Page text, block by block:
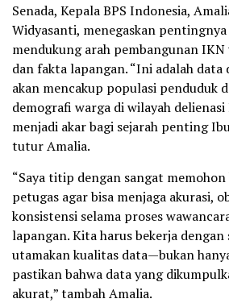
Senada, Kepala BPS Indonesia,
Widyasanti, menegaskan
mendukung arah pembangunan IKN
dan fakta lapangan. “Ini adalah data
akan mencakup populasi penduduk
demografi warga di wilayah
menjadi akar bagi sejarah penting
tutur Amalia.
“Saya titip dengan sangat memohon
petugas agar bisa menjaga akurasi,
konsistensi selama proses
lapangan. Kita harus bekerja
utamakan kualitas data—bukan
pastikan bahwa data yang
akurat,” tambah Amalia.